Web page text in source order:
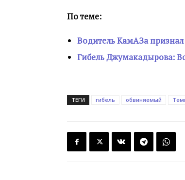
По теме:
Водитель КамАЗа
Гибель Джумакадырова:
ТЕГИ гибель обвиняемый